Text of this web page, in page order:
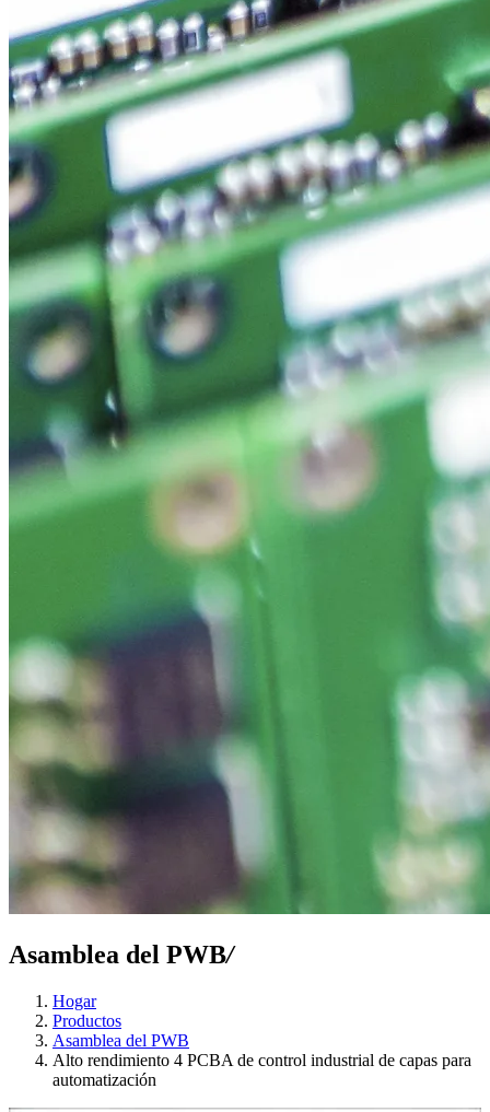
Asamblea del PWB/
Hogar
Productos
Asamblea del PWB
Alto rendimiento 4 PCBA de control industrial de capas para
automatización